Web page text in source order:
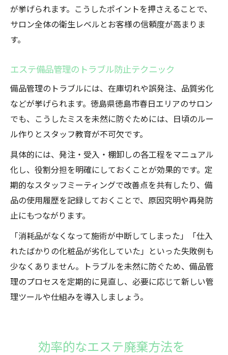
が挙げられます。こうしたポイントを押さえることで、
サロン全体の衛生レベルとお客様の信頼度が高まりま
す。
エステ備品管理のトラブル防止テクニック
備品管理のトラブルには、在庫切れや誤発注、品質劣化
などが挙げられます。徳島県徳島市春日エリアのサロン
でも、こうしたミスを未然に防ぐためには、日頃のルー
ル作りとスタッフ教育が不可欠です。
具体的には、発注・受入・棚卸しの各工程をマニュアル
化し、役割分担を明確にしておくことが効果的です。定
期的なスタッフミーティングで改善点を共有したり、備
品の使用履歴を記録しておくことで、原因究明や再発防
止にもつながります。
「消耗品がなくなって施術が中断してしまった」「仕入
れたばかりの化粧品が劣化していた」といった失敗例も
少なくありません。トラブルを未然に防ぐため、備品管
理のプロセスを定期的に見直し、必要に応じて新しい管
理ツールや仕組みを導入しましょう。
効率的なエステ廃棄方法を